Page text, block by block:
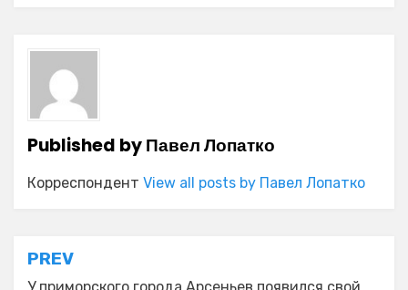
Published byПавел Лопатко
Корреспондент View all posts by Павел Лопатко
Навигация
PREV